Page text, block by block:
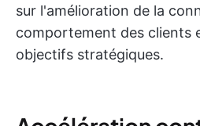
sur l'amélioration de la
comportement des clients
objectifs stratégiques.